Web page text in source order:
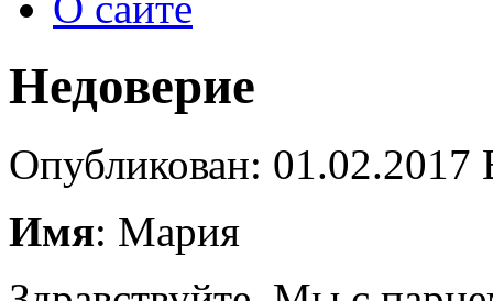
Недоверие
Опубликован:
Имя: Мария